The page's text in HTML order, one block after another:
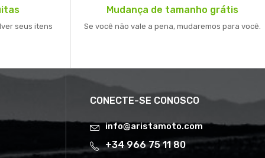
seus itens
Mudança de tamanho grátis
Se você não vale a pena, mudaremos para você.
CONECTE-SE CONOSCO
info@aristamoto.com
+34 966 75 11 80